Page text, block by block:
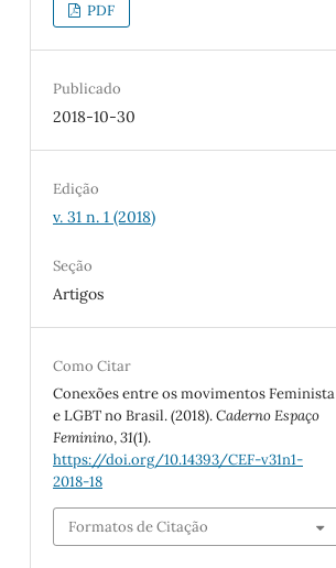
PDF
Publicado
2018-10-30
Edição
v. 31 n. 1 (2018)
Seção
Artigos
Como Citar
Conexões entre os movimentos Feminista
e LGBT no Brasil. (2018).Caderno Espaço
Feminino,31(1).
https://doi.org/10.14393/CEF-v31n1-
2018-18
Formatos de Citação